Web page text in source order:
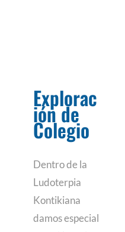
Explorac
ión de
Colegio
Dentro de la
Ludoterpia
Kontikiana
damos especial